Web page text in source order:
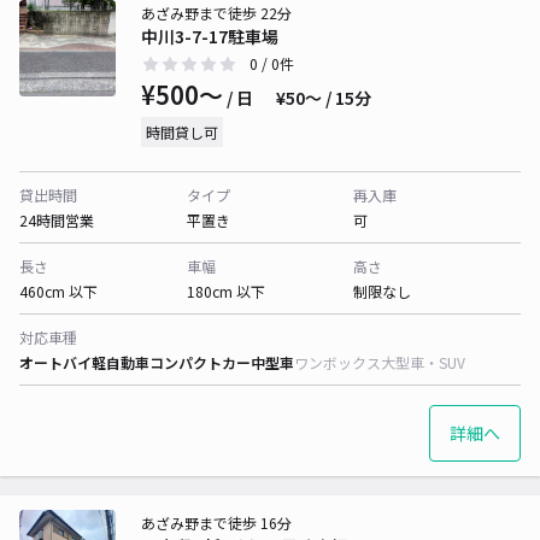
中川3-7-17駐車場
あざみ野まで徒歩 22分
0 / 0件
¥500〜 / 日 ¥50〜 / 15分
時間貸し可
貸出時間
24時間営業
タイプ
平置き
再入庫
可
長さ
460cm 以下
車幅
180cm 以下
高さ
制限なし
対応車種
オートバイ軽自動車コンパクトカー中型車ワンボックス大型車・SUV
詳細へ
あざみ野まで徒歩 16分